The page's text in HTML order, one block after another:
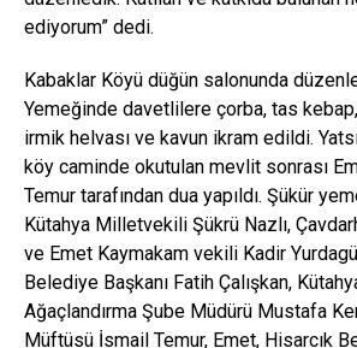
ediyorum” dedi.
Kabaklar Köyü düğün salonunda
Yemeğinde davetlilere çorba, tas
irmik helvası ve kavun ikram edildi.
köy caminde okutulan mevlit sonrası
Temur tarafından dua yapıldı. Şükür
Kütahya Milletvekili Şükrü Nazlı,
ve Emet Kaymakam vekili Kadir
Belediye Başkanı Fatih Çalışkan,
Ağaçlandırma Şube Müdürü Mustafa
Müftüsü İsmail Temur, Emet, Hisarcık